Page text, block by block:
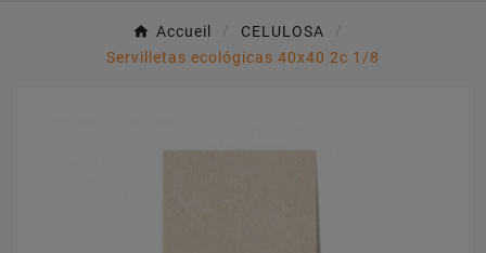
Accueil
CELULOSA
Servilletas ecológicas 40x40 2c 1/8